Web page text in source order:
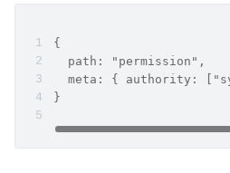
{
  path: "permission",
meta: { authority:
}